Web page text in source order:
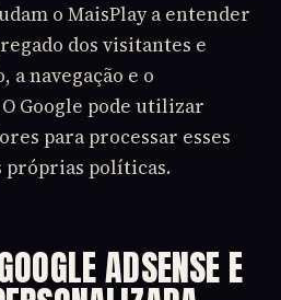
o MaisPlay a entender
dos visitantes e
navegação e o
Google pode utilizar
para processar esses
próprias políticas.
ADSENSE E